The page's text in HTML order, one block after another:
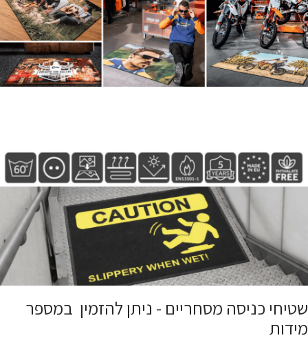
שטיחי כניסה מסחריים - ניתן להזמין במספר
מידות